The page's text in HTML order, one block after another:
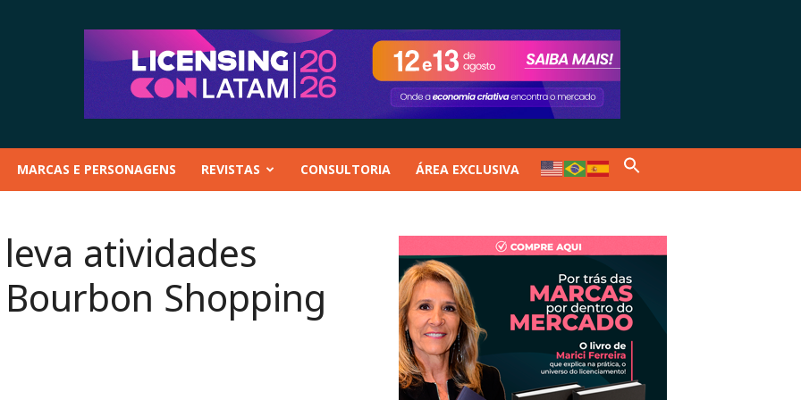
MARCAS E PERSONAGENS REVISTAS CONSULTORIA ÁREA EXCLUSIVA
atividades
Shopping